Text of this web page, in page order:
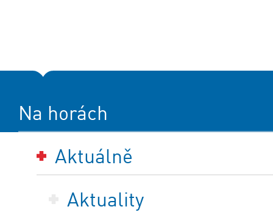
Na horách
Aktuálně
Aktuality